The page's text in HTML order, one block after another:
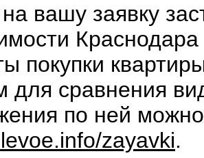
вашу заявку
покупки
для сравнения
по ней
zayavki.